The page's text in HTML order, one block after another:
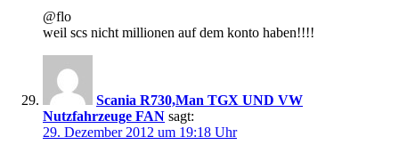
@flo
weil scs nicht millionen auf dem konto haben!!!!
Scania R730,Man TGX UND VW
Nutzfahrzeuge FAN sagt:
29. Dezember 2012 um 19:18 Uhr